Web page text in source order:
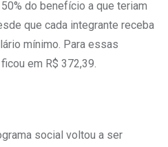
do benefício a que teriam
que cada integrante receba
mínimo. Para essas
em R$ 372,39.
social voltou a ser